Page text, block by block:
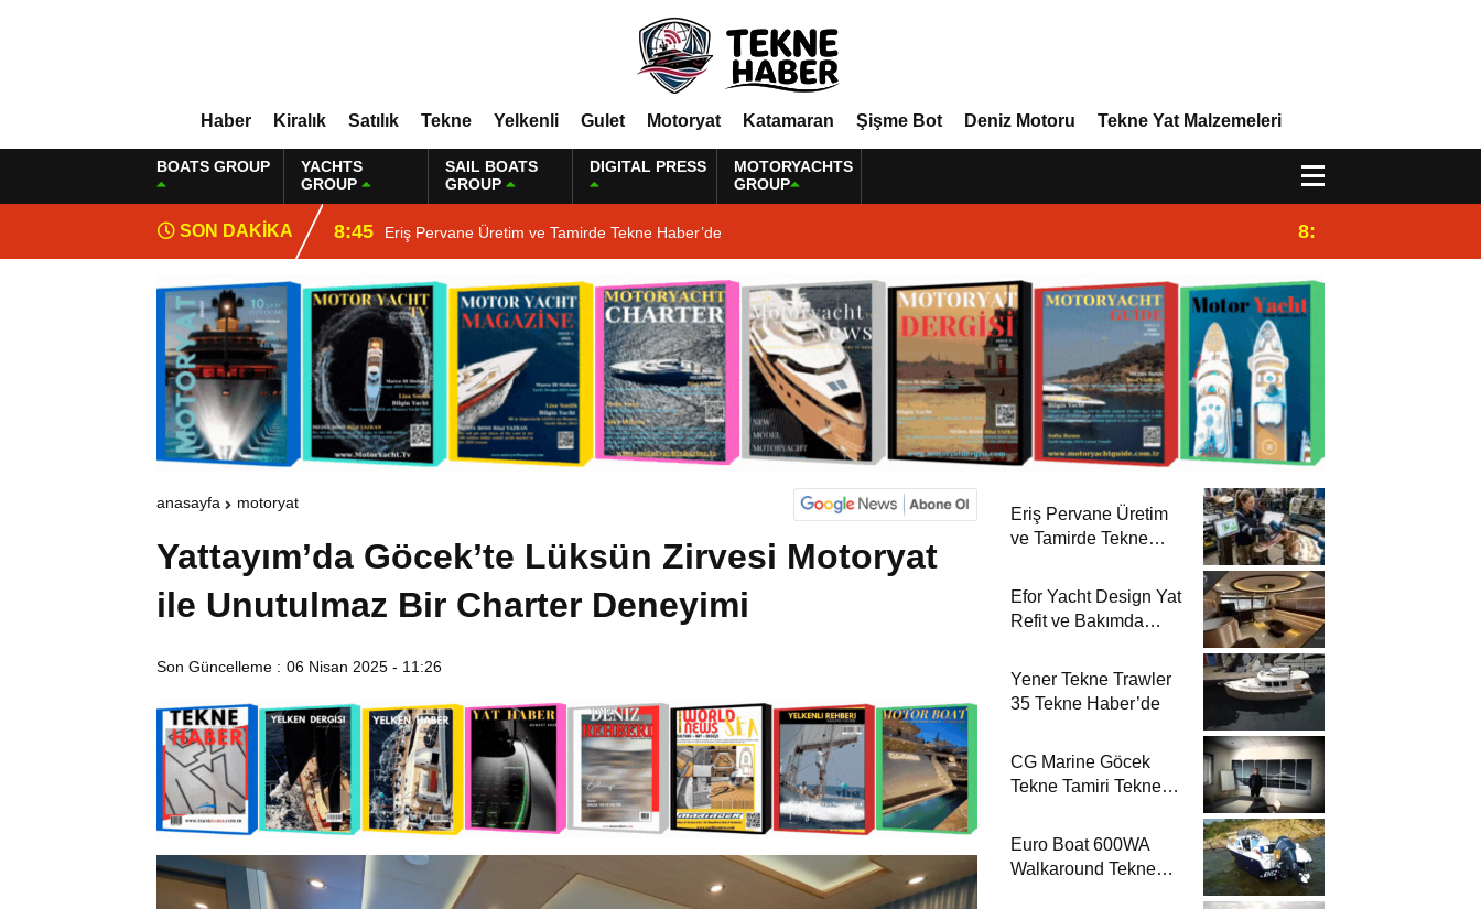
Haber Kiralık Satılık Tekne Yelkenli Gulet Motoryat Katamaran Şişme Bot Deniz Motoru Tekne Yat Malzemeleri
BOATS GROUP
YACHTS
GROUP
SAIL BOATS
GROUP
DIGITAL PRESS
MOTORYACHTS
GROUP
SON DAKİKA 8:45 Eriş Pervane Üretim ve Tamirde Tekne Haber’de 8:29
anasayfa motoryat
Yattayım’da Göcek’te Lüksün Zirvesi Motoryat
ile Unutulmaz Bir Charter Deneyimi
Son Güncelleme : 06 Nisan 2025 - 11:26
Eriş Pervane Üretim
ve Tamirde Tekne
Efor Yacht Design Yat
Refit ve Bakımda
Yener Tekne Trawler
35 Tekne Haber’de
CG Marine Göcek
Tekne Tamiri Tekne
Euro Boat 600WA
Walkaround Tekne